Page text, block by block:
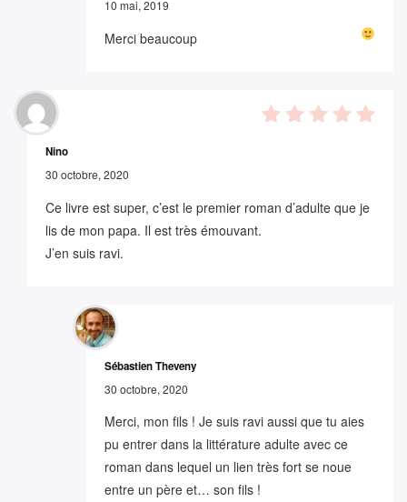
10 mai, 2019
Merci beaucoup
Nino
30 octobre, 2020
Ce livre est super, c’est le premier roman d’adulte que je
lis de mon papa. Il est très émouvant.
J’en suis ravi.
Sébastien Theveny
30 octobre, 2020
Merci, mon fils ! Je suis ravi aussi que tu aies
pu entrer dans la littérature adulte avec ce
roman dans lequel un lien très fort se noue
entre un père et… son fils !